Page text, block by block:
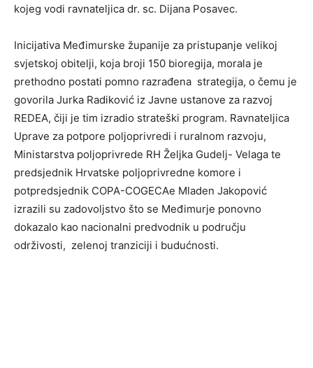
kojeg vodi ravnateljica dr. sc. Dijana Posavec.
Inicijativa Međimurske županije za pristupanje velikoj
svjetskoj obitelji, koja broji 150 bioregija, morala je
prethodno postati pomno razrađena strategija, o čemu je
govorila Jurka Radiković iz Javne ustanove za razvoj
REDEA, čiji je tim izradio strateški program. Ravnateljica
Uprave za potpore poljoprivredi i ruralnom razvoju,
Ministarstva poljoprivrede RH Željka Gudelj- Velaga te
predsjednik Hrvatske poljoprivredne komore i
potpredsjednik COPA-COGECAe Mladen Jakopović
izrazili su zadovoljstvo što se Međimurje ponovno
dokazalo kao nacionalni predvodnik u području
održivosti, zelenoj tranziciji i budućnosti.